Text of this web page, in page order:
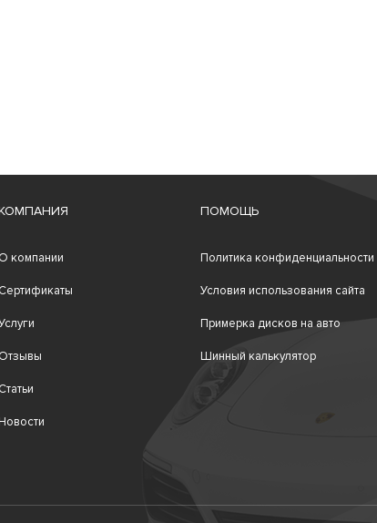
О компании
Сертификаты
Отзывы
Статьи
Новости
ПОМОЩЬ
Политика конфиденциальности
Условия использования сайта
Примерка дисков на авто
Шинный калькулятор